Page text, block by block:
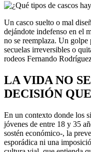
Un casco suelto o mal
dejándote indefenso en el
no se reemplaza. Un golpe
secuelas irreversibles o
rodeos Fernando
LA VIDA NO
DECISIÓN
En un contexto donde los
jóvenes de entre 18 y 35
sostén económico-, la
esporádica ni una